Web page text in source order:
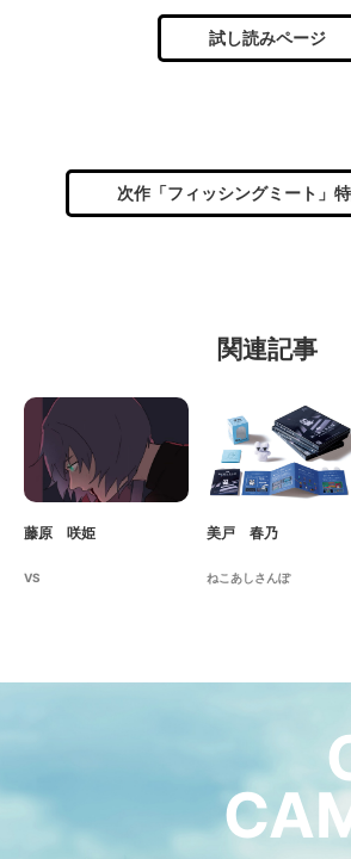
試し読みページ
次作「フィッシングミート」
関連記事
藤原 咲姫
VS
美戸 春乃
ねこあしさんぽ